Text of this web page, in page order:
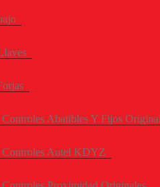
Controles Abatibles Y Fijos
Controles Autel KDYZ